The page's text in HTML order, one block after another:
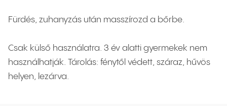
Fürdés, zuhanyzás után masszírozd a bőrbe.
Csak külső használatra. 3 év alatti gyermekek nem
használhatják. Tárolás: fénytől védett, száraz, hűvös
helyen, lezárva.